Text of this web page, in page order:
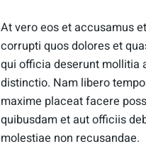
At vero eos et accusamus
corrupti quos dolores et
qui officia deserunt mollitia
distinctio. Nam libero
maxime placeat facere
quibusdam et aut officiis
molestiae non recusandae.